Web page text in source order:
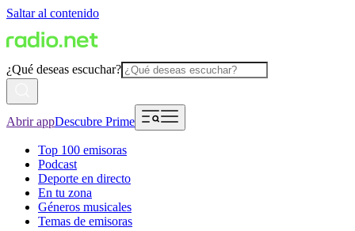
Saltar al contenido
¿Qué deseas escuchar?
Abrir appDescubre Prime
Top 100 emisoras
Podcast
Deporte en directo
En tu zona
Géneros musicales
Temas de emisoras